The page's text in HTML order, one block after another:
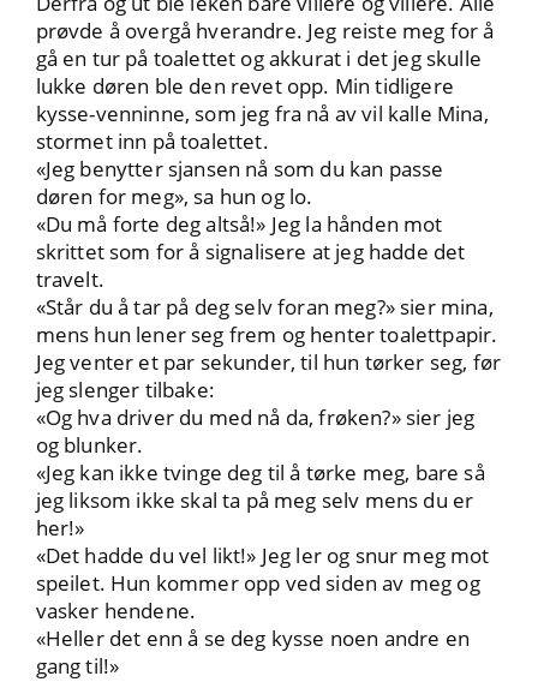
prøvde å overgå hverandre. Jeg reiste meg for å
gå en tur på toalettet og akkurat i det jeg skulle
lukke døren ble den revet opp. Min tidligere
kysse-venninne, som jeg fra nå av vil kalle Mina,
stormet inn på toalettet.
«Jeg benytter sjansen nå som du kan passe
døren for meg», sa hun og lo.
«Du må forte deg altså!» Jeg la hånden mot
skrittet som for å signalisere at jeg hadde det
travelt.
«Står du å tar på deg selv foran meg?» sier mina,
mens hun lener seg frem og henter toalettpapir.
Jeg venter et par sekunder, til hun tørker seg, før
jeg slenger tilbake:
«Og hva driver du med nå da, frøken?» sier jeg
og blunker.
«Jeg kan ikke tvinge deg til å tørke meg, bare så
jeg liksom ikke skal ta på meg selv mens du er
her!»
«Det hadde du vel likt!» Jeg ler og snur meg mot
speilet. Hun kommer opp ved siden av meg og
vasker hendene.
«Heller det enn å se deg kysse noen andre en
gang til!»